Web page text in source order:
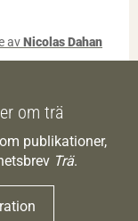
avNicolas Dahan
om trä
publikationer,
Trä.